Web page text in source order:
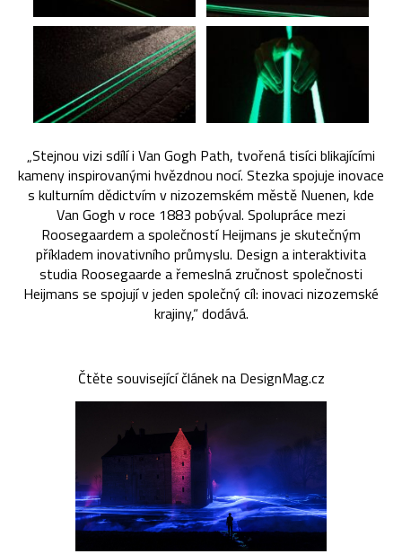
„Stejnou vizi sdílí i Van Gogh Path, tvořená tisíci blikajícími
kameny inspirovanými hvězdnou nocí. Stezka spojuje inovace
s kulturním dědictvím v nizozemském městě Nuenen, kde
Van Gogh v roce 1883 pobýval. Spolupráce mezi
Roosegaardem a společností Heijmans je skutečným
příkladem inovativního průmyslu. Design a interaktivita
studia Roosegaarde a řemeslná zručnost společnosti
Heijmans se spojují v jeden společný cíl: inovaci nizozemské
krajiny,“ dodává.
Čtěte související článek na DesignMag.cz